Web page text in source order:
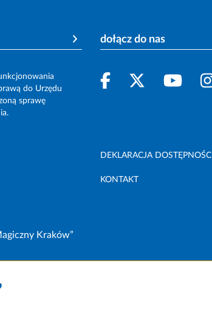
do Urzędu
sprawę
dołącz do nas
DEKLARACJA DOSTĘPNOŚCI
KONTAKT
Kraków”